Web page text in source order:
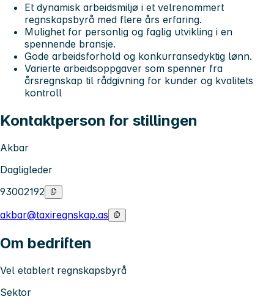
Et dynamisk arbeidsmiljø i et velrenommert
regnskapsbyrå med flere års erfaring.
Mulighet for personlig og faglig utvikling i en
spennende bransje.
Gode arbeidsforhold og konkurransedyktig lønn.
Varierte arbeidsoppgaver som spenner fra
årsregnskap til rådgivning for kunder og kvalitets
kontroll
Kontaktperson for stillingen
Akbar
Dagligleder
93002192
akbar@taxiregnskap.as
Om bedriften
Vel etablert regnskapsbyrå
Sektor